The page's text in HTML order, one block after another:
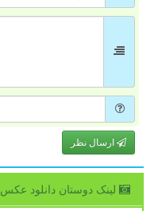
ارسال نظر
لینک دوستان دانلود عكس